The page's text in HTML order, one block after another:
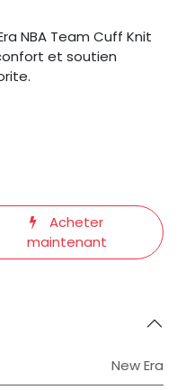
NBA Team Cuff Knit
et soutien
Acheter
maintenant
New Era